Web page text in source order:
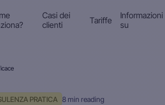
Casi dei
clienti
Tariffe
Informazioni
su
PRATICA 8min reading